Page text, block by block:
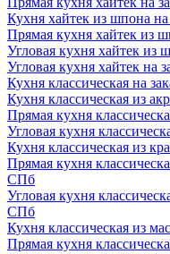
Кухня хайтек из шпона
Прямая кухня хайтек из
Угловая кухня хайтек из
Угловая кухня хайтек на
Кухня классическая на
Кухня классическая из
Прямая кухня
Угловая кухня
Кухня классическая из
Прямая кухня
СПб
Угловая кухня
СПб
Кухня классическая из
Прямая кухня